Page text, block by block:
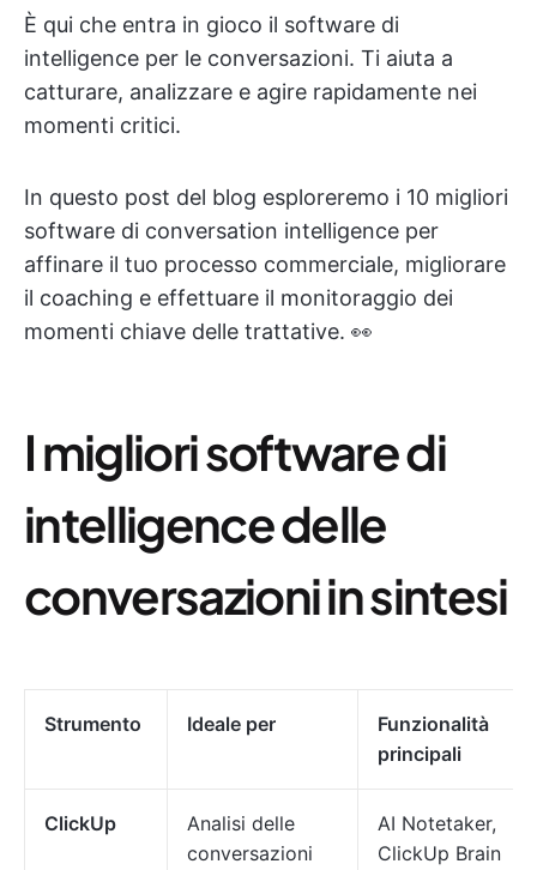
È qui che entra in gioco il software di
intelligence per le conversazioni. Ti aiuta a
catturare, analizzare e agire rapidamente nei
momenti critici.
In questo post del blog esploreremo i 10 migliori
software di conversation intelligence per
affinare il tuo processo commerciale, migliorare
il coaching e effettuare il monitoraggio dei
momenti chiave delle trattative. 👀
I migliori software di
intelligence delle
conversazioni in sintesi
Strumento Ideale per
Funzionalità
principali
ClickUp
Analisi delle
conversazioni
AI Notetaker,
ClickUp Brain